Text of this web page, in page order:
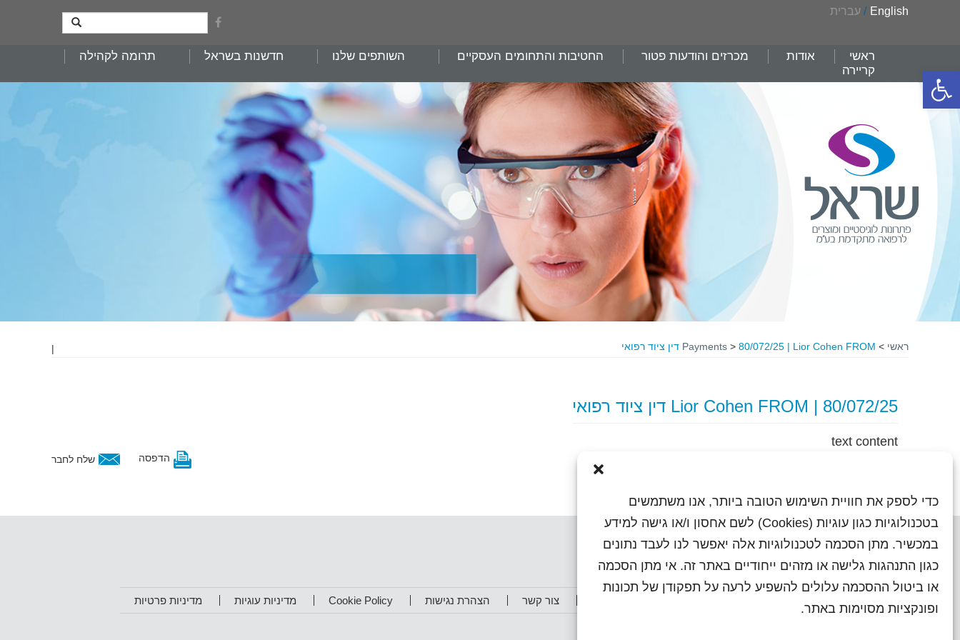
פתח סרגל נגישות
כדי לספק את חוויית השימוש הטובה ביותר, אנו משתמשים
בטכנולוגיות כגון עוגיות (Cookies) לשם אחסון ו/או גישה למידע
במכשיר. מתן הסכמה לטכנולוגיות אלה יאפשר לנו לעבד נתונים
כגון התנהגות גלישה או מזהים ייחודיים באתר זה. אי מתן הסכמה
או ביטול ההסכמה עלולים להשפיע לרעה על תפקודן של תכונות
ופונקציות מסוימות באתר.
English
/ עברית
ראשי אודות מכרזים והודעות פטור החטיבות והתחומים העסקיים השותפים שלנו חדשנות בשראל
תרומה לקהילה
קריירה
ראשי >
Payments > 80/072/25 | Lior Cohen FROM דין ציוד רפואי |
80/072/25 | Lior Cohen FROM דין ציוד רפואי
text content
שלח לחבר הדפסה
צור קשר הצהרת נגישות Cookie Policy מדיניות עוגיות מדיניות פרטיות